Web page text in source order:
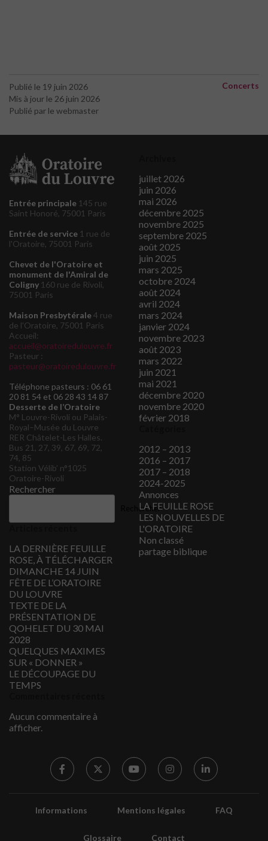
Publié le 19 juin 2026
Mis à jour le 26 juin 2026
Publié par le webmaster
Concerts
Entrée principale 145 rue
Saint Honoré, 75001 Paris
Entrée de service 1 rue de
l'Oratoire, 75001 Paris
Chevet de l'Oratoire et
monument de l'Amiral de
Coligny 160 rue de Rivoli,
75001 Paris
Maison Presbytérale4 rue
de l'Oratoire, 75001 Paris
Accueil:
accueil@oratoiredulouvre.fr
Pasteur :
pasteur@oratoiredulouvre.fr
Téléphone pasteurs : 06 61
20 81 54 et 06 28 43 14 87
Desserte de l’Oratoire
M° Louvre-Rivoli ou Palais-
Royal–Musée du Louvre
RER Châtelet-Les Halles.
Bus 21, 27, 39, 67, 69, 72,
74, 85
Station Vélib’ n°1025
Oratoire-Rivoli
Rechercher
Rechercher
LA DERNIÈRE FEUILLE
ROSE, À TÉLÉCHARGER
DIMANCHE 14 JUIN
FÊTE DE L’ORATOIRE
DU LOUVRE
TEXTE DE LA
PRÉSENTATION DE
QOHELET DU 30 MAI
2028
QUELQUES MAXIMES
SUR « DONNER »
LE DÉCOUPAGE DU
TEMPS
Aucun commentaire à
afficher.
juillet 2026
juin 2026
mai 2026
décembre 2025
novembre 2025
septembre 2025
août 2025
juin 2025
mars 2025
octobre 2024
août 2024
avril 2024
mars 2024
janvier 2024
novembre 2023
août 2023
mars 2022
juin 2021
mai 2021
décembre 2020
novembre 2020
février 2018
2012 – 2013
2016 – 2017
2017 – 2018
2024-2025
Annonces
LA FEUILLE ROSE
LES NOUVELLES DE
L'ORATOIRE
Non classé
partage biblique
Informations Mentions légales FAQ
Glossaire Contact